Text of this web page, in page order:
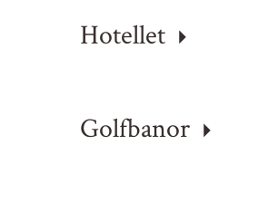
Hotellet
Golfbanor